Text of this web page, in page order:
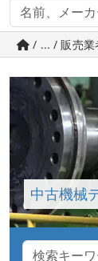
/ ... / 販売
中古機械